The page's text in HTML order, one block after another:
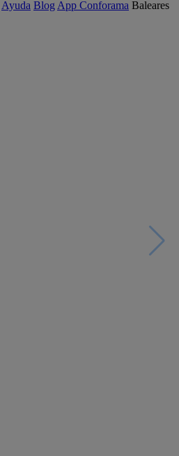
Ayuda Blog App Conforama Baleares